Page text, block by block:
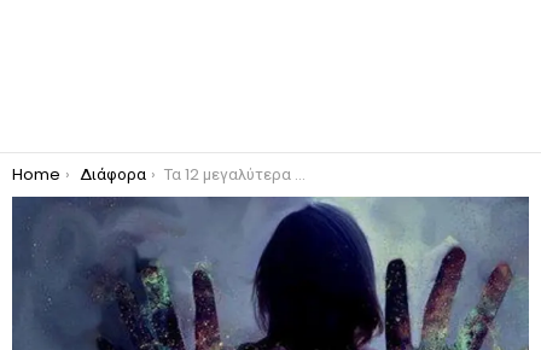
You are here:
Home Διάφορα Τα 12 μεγαλύτερα μυστικά που η ανθρωπότητα έχει ξεχάσει!